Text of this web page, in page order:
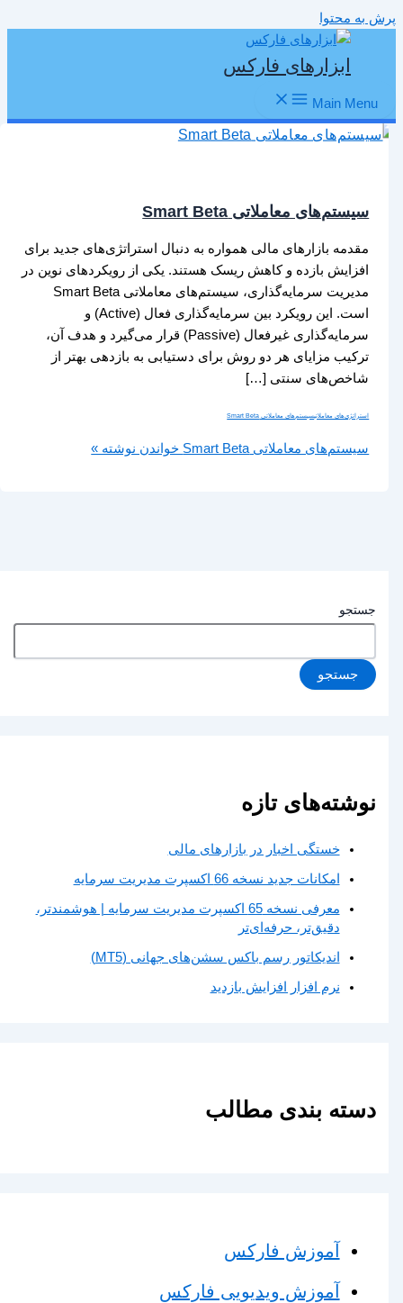
پرش به محتوا
ابزارهای فارکس
Main Menu
جستجو
جستجو
نوشته‌های تازه
خستگی اخبار در بازارهای مالی
امکانات جدید نسخه 66 اکسپرت مدیریت سرمایه
معرفی نسخه 65 اکسپرت مدیریت سرمایه | هوشمندتر،
دقیق‌تر، حرفه‌ای‌تر
اندیکاتور رسم باکس سشن‌های جهانی (MT5)
نرم افزار افزایش بازدید
دسته بندی مطالب
آموزش فارکس
آموزش ویدیویی فارکس
سیستم‌های معاملاتی Smart Beta
مقدمه بازارهای مالی همواره به دنبال استراتژی‌های جدید برای
افزایش بازده و کاهش ریسک هستند. یکی از رویکردهای نوین در
مدیریت سرمایه‌گذاری، سیستم‌های معاملاتی Smart Beta
است. این رویکرد بین سرمایه‌گذاری فعال (Active) و
سرمایه‌گذاری غیرفعال (Passive) قرار می‌گیرد و هدف آن،
ترکیب مزایای هر دو روش برای دستیابی به بازدهی بهتر از
شاخص‌های سنتی […]
استراتژی‌های معاملاتیسیستم‌های معاملاتی Smart Beta
سیستم‌های معاملاتی Smart Beta خواندن نوشته »